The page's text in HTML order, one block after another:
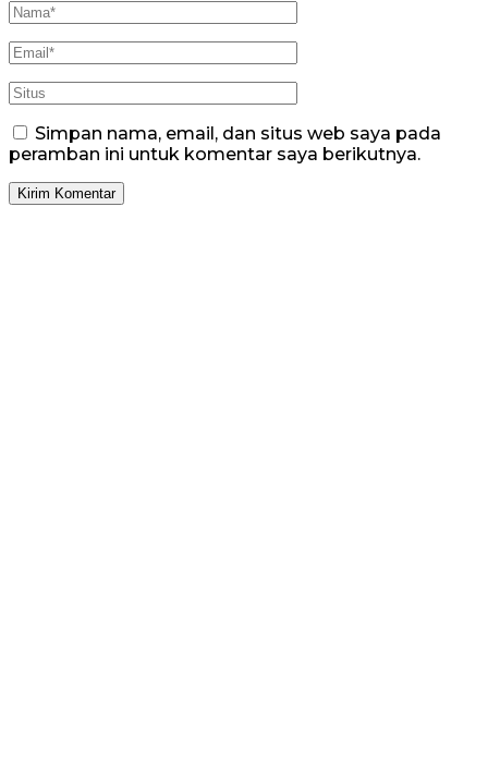
Simpan nama, email, dan situs web saya pada
peramban ini untuk komentar saya berikutnya.